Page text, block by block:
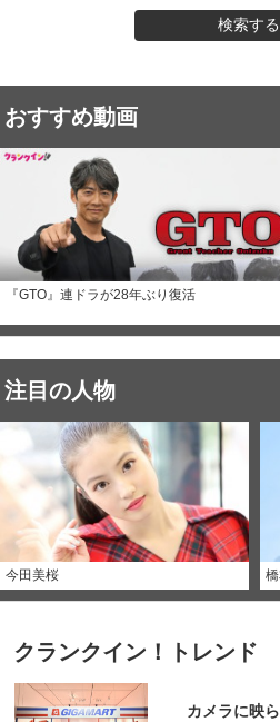
検索する
おすすめ動画
『GTO』連ドラが28年ぶり復活
注目の人物
今田美桜
クランクイン！トレンド
カメラに映